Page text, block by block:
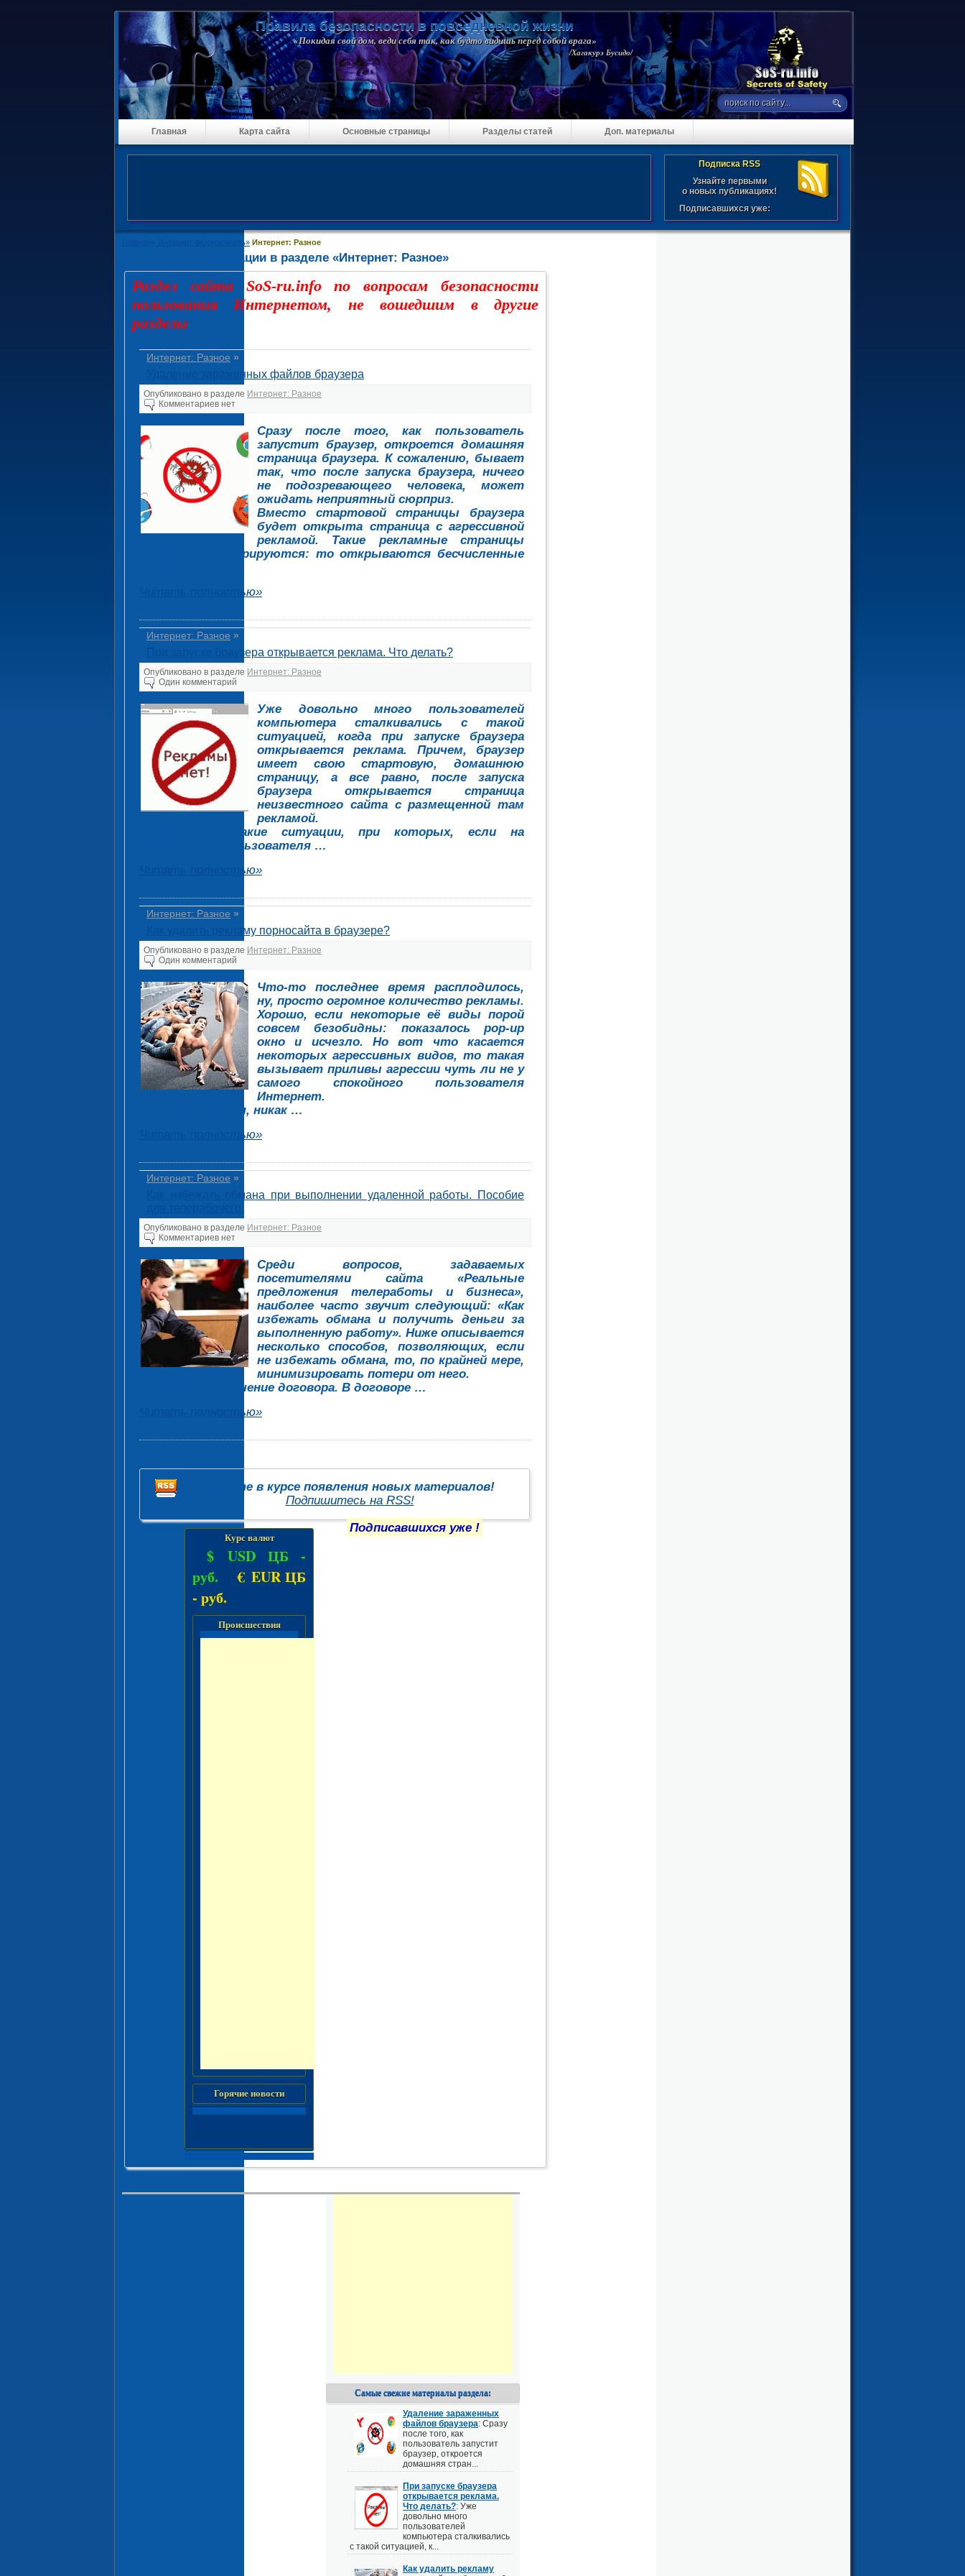
Подписка RSS
Узнайте первыми
о новых публикациях!
Подписавшихся уже:
Интернет-безопасность» Интернет: Разное
Публикации в разделе «Интернет: Разное»
Раздел сайта SoS-ru.info по вопросам безопасности
пользования Интернетом, не вошедшим в другие
разделы
Интернет: Разное »
Удаление зараженных файлов браузера
Опубликовано в разделе Интернет: Разное
Комментариев нет
Сразу после того, как пользователь
запустит браузер, откроется домашняя
страница браузера. К сожалению, бывает
так, что после запуска браузера, ничего
не подозревающего человека, может
ожидать неприятный сюрприз.
Вместо стартовой страницы браузера
будет открыта страница с агрессивной
рекламой. Такие рекламные страницы
бесконечно генерируются: то открываются бесчисленные
Читать полностью»
Интернет: Разное »
При запуске браузера открывается реклама. Что делать?
Опубликовано в разделе Интернет: Разное
Один комментарий
Уже довольно много пользователей
компьютера сталкивались с такой
ситуацией, когда при запуске браузера
открывается реклама. Причем, браузер
имеет свою стартовую, домашнюю
страницу, а все равно, после запуска
браузера открывается страница
неизвестного сайта с размещенной там
рекламой.
Бывают и такие ситуации, при которых, если на
компьютере пользователя …
Читать полностью»
Интернет: Разное »
Как удалить рекламу порносайта в браузере?
Опубликовано в разделе Интернет: Разное
Один комментарий
Что-то последнее время расплодилось,
ну, просто огромное количество рекламы.
Хорошо, если некоторые её виды порой
совсем безобидны: показалось pop-up
окно и исчезло. Но вот что касается
некоторых агрессивных видов, то такая
вызывает приливы агрессии чуть ли не у
самого спокойного пользователя
Интернет.
Я, честно говоря, никак …
Читать полностью»
Интернет: Разное »
Как избежать обмана при выполнении удаленной работы. Пособие
Опубликовано в разделе Интернет: Разное
Комментариев нет
Среди вопросов, задаваемых
посетителями сайта «Реальные
предложения телеработы и бизнеса»,
наиболее часто звучит следующий: «Как
избежать обмана и получить деньги за
выполненную работу». Ниже описывается
несколько способов, позволяющих, если
не избежать обмана, то, по крайней мере,
минимизировать потери от него.
Способ 1. Заключение договора. В договоре …
Читать полностью»
Будьте в курсе появления новых материалов!
Подпишитесь на RSS!
Подписавшихся уже !
Курс валют
$ USD ЦБ -
руб.
€ EUR ЦБ
- руб.
Происшествия
Горячие новости
Самые свежие материалы раздела:
Удаление зараженных
файлов браузера: Сразу
после того, как
пользователь запустит
браузер, откроется
домашняя стран...
При запуске браузера
открывается реклама.
Что делать?: Уже
довольно много
пользователей
компьютера сталкивались
с такой ситуацией, к...
Как удалить рекламу
Правила безопасности в повседневной жизни
«Покидая свой дом, веди себя так, как будто видишь перед собой врага»
/Хагакурэ Бусидо/
Главная Карта сайта Основные страницы Разделы статей Доп. материалы